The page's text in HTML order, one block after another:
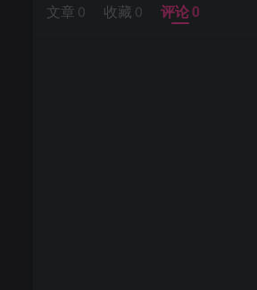
文章 0 收藏 0 评论0